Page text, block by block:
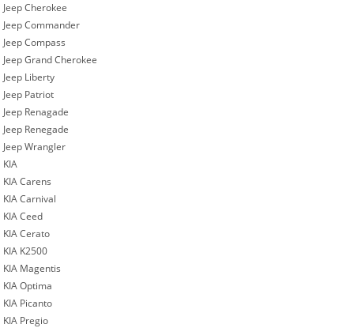
Jeep Cherokee
Jeep Commander
Jeep Compass
Jeep Grand Cherokee
Jeep Liberty
Jeep Patriot
Jeep Renagade
Jeep Renegade
Jeep Wrangler
KIA
KIA Carens
KIA Carnival
KIA Ceed
KIA Cerato
KIA K2500
KIA Magentis
KIA Optima
KIA Picanto
KIA Pregio